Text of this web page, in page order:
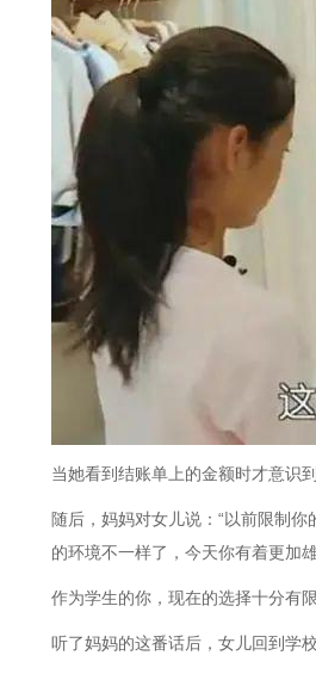
当她看到结账单上的金额时才意识
随后，妈妈对女儿说：“以前限制
的环境不一样了，今天你有着更加
作为学生的你，现在的选择十分有
听了妈妈的这番话后，女儿回到学